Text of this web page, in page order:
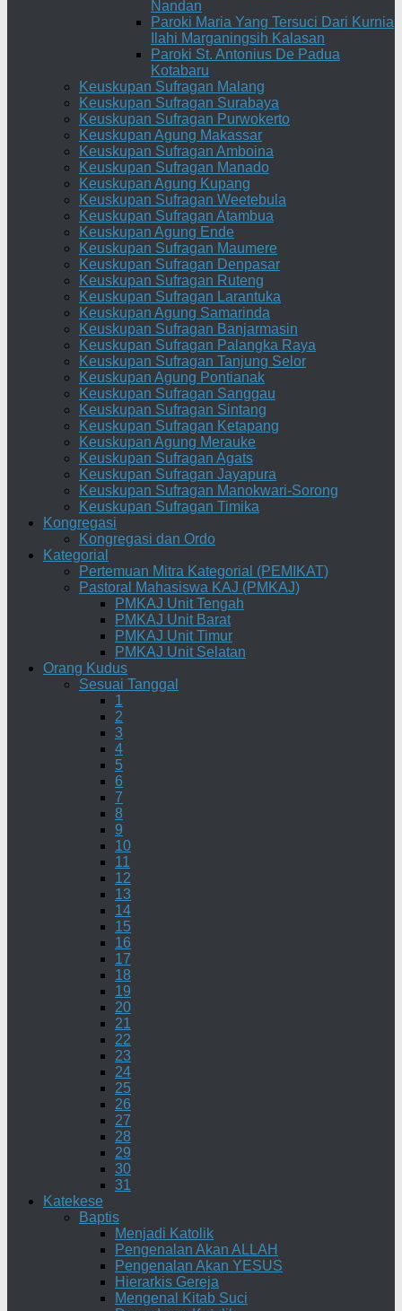
Nandan
Paroki Maria Yang Tersuci Dari Kurnia
Ilahi Marganingsih Kalasan
Paroki St. Antonius De Padua
Kotabaru
Keuskupan Sufragan Malang
Keuskupan Sufragan Surabaya
Keuskupan Sufragan Purwokerto
Keuskupan Agung Makassar
Keuskupan Sufragan Amboina
Keuskupan Sufragan Manado
Keuskupan Agung Kupang
Keuskupan Sufragan Weetebula
Keuskupan Sufragan Atambua
Keuskupan Agung Ende
Keuskupan Sufragan Maumere
Keuskupan Sufragan Denpasar
Keuskupan Sufragan Ruteng
Keuskupan Sufragan Larantuka
Keuskupan Agung Samarinda
Keuskupan Sufragan Banjarmasin
Keuskupan Sufragan Palangka Raya
Keuskupan Sufragan Tanjung Selor
Keuskupan Agung Pontianak
Keuskupan Sufragan Sanggau
Keuskupan Sufragan Sintang
Keuskupan Sufragan Ketapang
Keuskupan Agung Merauke
Keuskupan Sufragan Agats
Keuskupan Sufragan Jayapura
Keuskupan Sufragan Manokwari-Sorong
Keuskupan Sufragan Timika
Kongregasi
Kongregasi dan Ordo
Kategorial
Pertemuan Mitra Kategorial (PEMIKAT)
Pastoral Mahasiswa KAJ (PMKAJ)
PMKAJ Unit Tengah
PMKAJ Unit Barat
PMKAJ Unit Timur
PMKAJ Unit Selatan
Orang Kudus
Sesuai Tanggal
1
2
3
4
5
6
7
8
9
10
11
12
13
14
15
16
17
18
19
20
21
22
23
24
25
26
27
28
29
30
31
Katekese
Baptis
Menjadi Katolik
Pengenalan Akan ALLAH
Pengenalan Akan YESUS
Hierarkis Gereja
Mengenal Kitab Suci